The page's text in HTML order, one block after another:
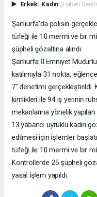
Erkek| Kadın (Haberi Sesli
Şanlıurfa’da polisin
tüfeği ile 10 mermi ve bir
şüpheli gözaltına alındı.
Şanlıurfa İl Emniyet
katılımıyla 31 nokta,
7" denetimi gerçekleştirildi.
kimlikleri ile 94 iş yerinin
mekanlarına yönelik
13 yabancı uyruklu kadın
edilmesi için işlemler
tüfeği ile 10 mermi ve bir
Kontrollerde 25 şüpheli
yasal işlem yapıldı.